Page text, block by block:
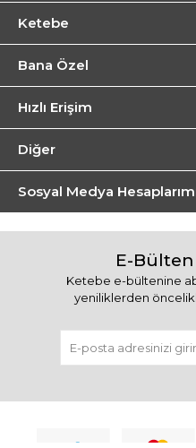
Ketebe
Bana Özel
Hızlı Erişim
Diğer
Sosyal Medya
E-
Ketebe e-bültenine
yeniliklerden